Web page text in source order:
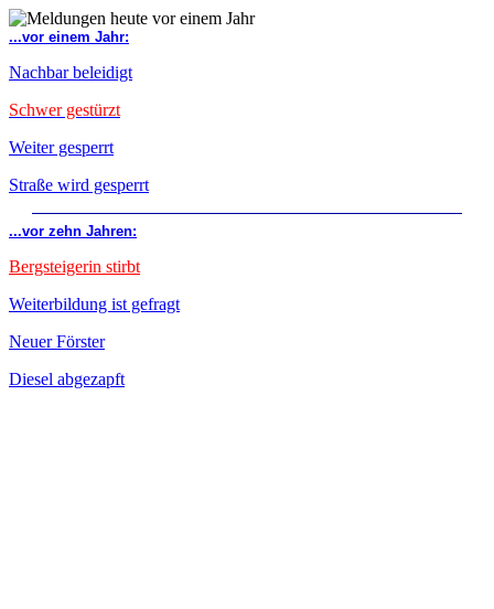
...vor einem Jahr:
Nachbar beleidigt
Schwer gestürzt
Weiter gesperrt
Straße wird gesperrt
...vor zehn Jahren:
Bergsteigerin stirbt
Weiterbildung ist gefragt
Neuer Förster
Diesel abgezapft